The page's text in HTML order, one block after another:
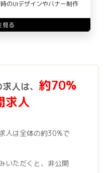
のUIデザインやバナー制作
見る
人は、 約70%
求人
人は全体の約30%で
いただくと、非公開